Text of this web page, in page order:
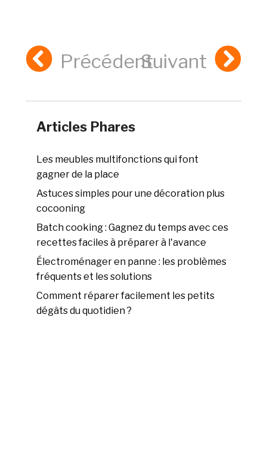
PrécédentSuivant
Articles Phares
Les meubles multifonctions qui font
gagner de la place
Astuces simples pour une décoration plus
cocooning
Batch cooking : Gagnez du temps avec ces
recettes faciles à préparer à l'avance
Électroménager en panne : les problèmes
fréquents et les solutions
Comment réparer facilement les petits
dégâts du quotidien ?